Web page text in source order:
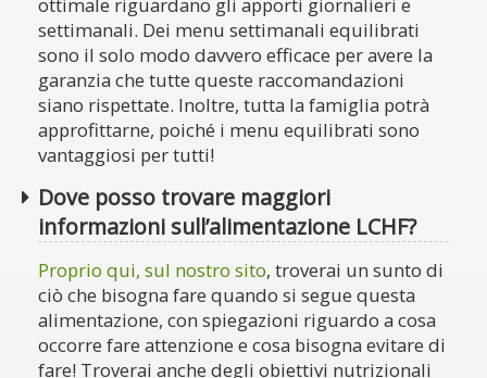
ottimale riguardano gli apporti giornalieri e
settimanali. Dei menu settimanali equilibrati
sono il solo modo davvero efficace per avere la
garanzia che tutte queste raccomandazioni
siano rispettate. Inoltre, tutta la famiglia potrà
approfittarne, poiché i menu equilibrati sono
vantaggiosi per tutti!
Dove posso trovare maggiori
informazioni sull’alimentazione LCHF?
Proprio qui, sul nostro sito, troverai un sunto di
ciò che bisogna fare quando si segue questa
alimentazione, con spiegazioni riguardo a cosa
occorre fare attenzione e cosa bisogna evitare di
fare! Troverai anche degli obiettivi nutrizionali